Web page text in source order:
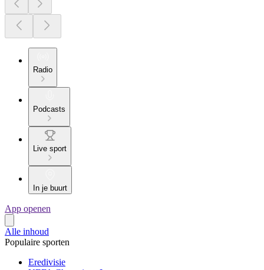
Radio
Podcasts
Live sport
In je buurt
App openen
Alle inhoud
Populaire sporten
Eredivisie